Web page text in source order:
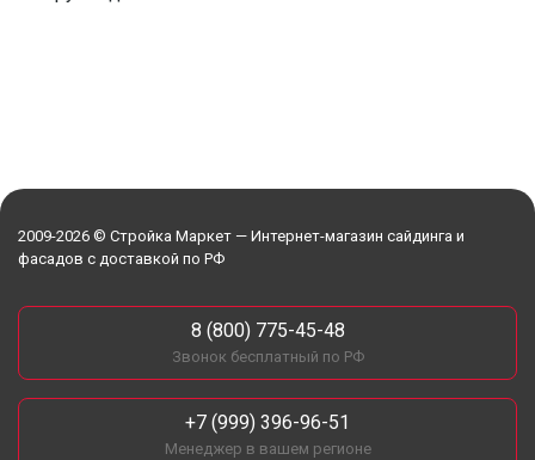
2009-2026 © Стройка Маркет — Интернет-магазин сайдинга и
фасадов с доставкой по РФ
8 (800) 775-45-48
Звонок бесплатный по РФ
+7 (999) 396-96-51
Менеджер в вашем регионе